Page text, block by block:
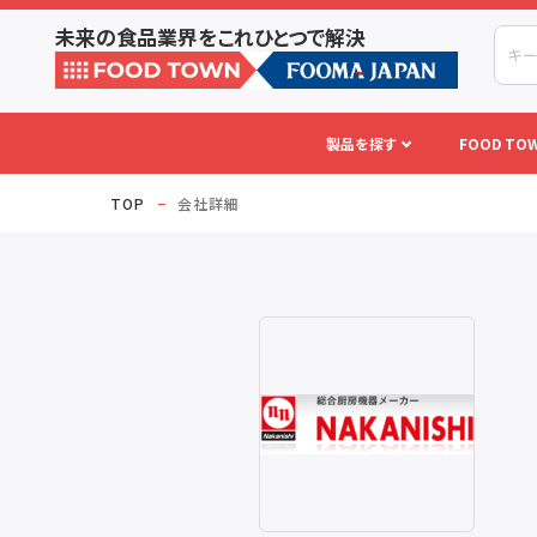
未来の食品業界をこれひとつで解決
製品を探す FOOD
TOP 会社詳細